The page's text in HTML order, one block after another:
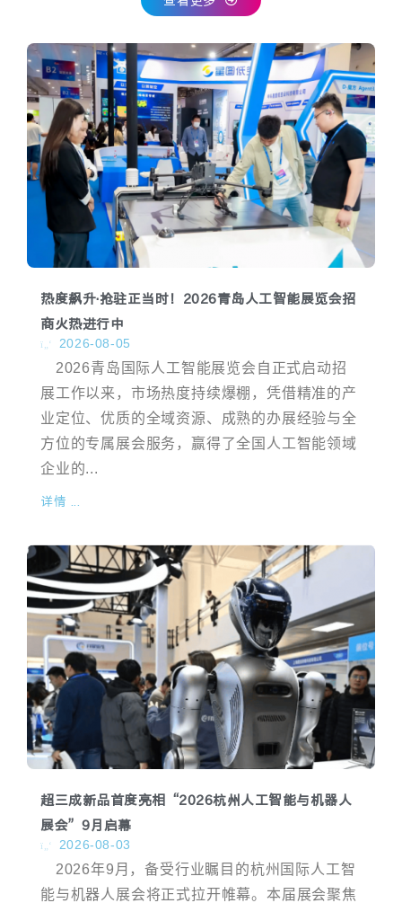
热度飙升·抢驻正当时！2026青岛人工智能展览会招
商火热进行中
2026-08-05
2026青岛国际人工智能展览会自正式启动招
展工作以来，市场热度持续爆棚，凭借精准的产
业定位、优质的全域资源、成熟的办展经验与全
方位的专属展会服务，赢得了全国人工智能领域
企业的...
详情 ...
超三成新品首度亮相“2026杭州人工智能与机器人
展会”9月启幕
2026-08-03
2026年9月，备受行业瞩目的杭州国际人工智
能与机器人展会将正式拉开帷幕。本届展会聚焦